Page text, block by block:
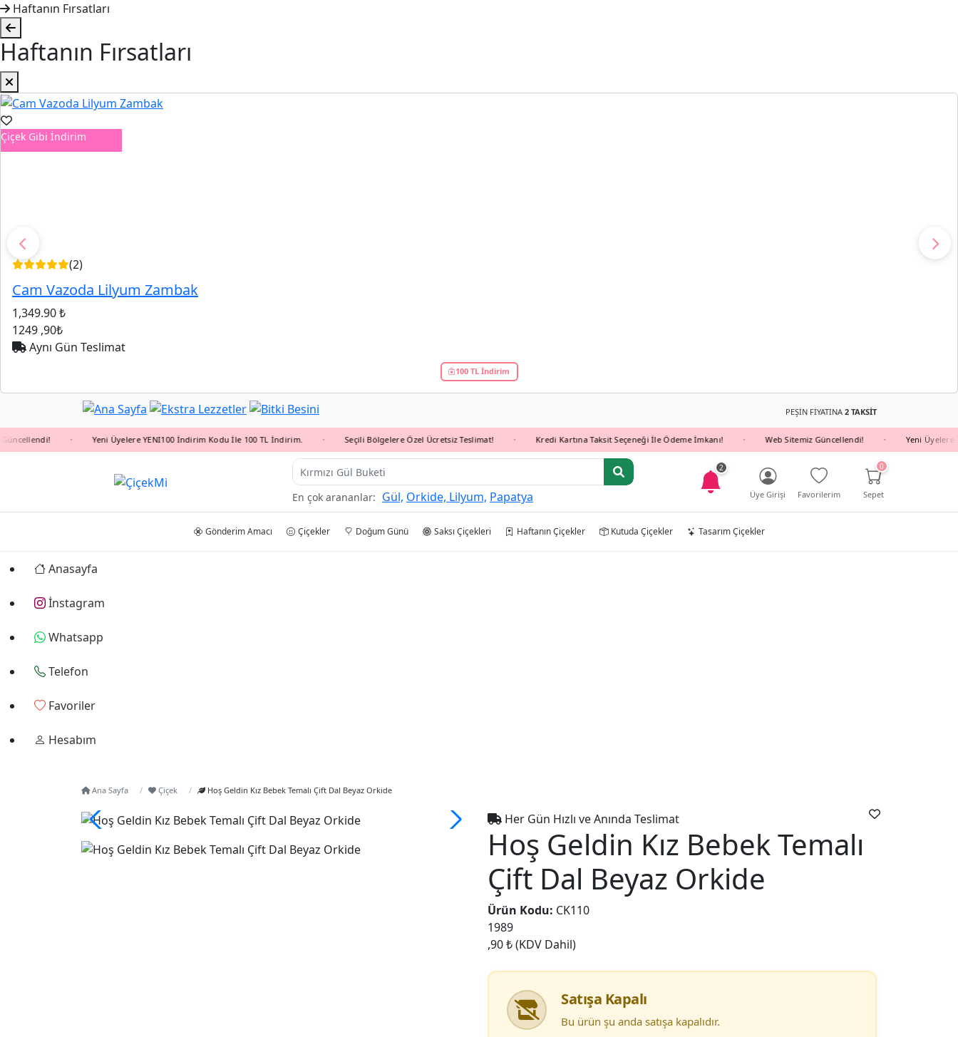
Haftanın Fırsatları
Haftanın Fırsatları
Çiçek Gibi İndirim
(2)
Cam Vazoda Lilyum Zambak
1,349.90 ₺
1249 ,90₺
Aynı Gün Teslimat
100 TL İndirim
PEŞİN FİYATINA 2 TAKSİT
• Yeni Üyelere YENI100 İndirim Kodu İle 100 TL İndirim. • Seçili Bölgelere Özel Ücretsiz Teslimat! • Kredi Kartına Taksit Seçeneği İle Ödeme İmkanı! • Web Sitemiz Güncellendi! • Yeni Üyelere
Kırmız
En çok arananlar: Gül, Orkide, Lilyum, Papatya
2
Üye Girişi Favorilerim
0
Sepet
Gönderim Amacı Çiçekler Doğum Günü Saksı Çiçekleri Haftanın Çiçekler Kutuda Çiçekler Tasarım Çiçekler
Anasayfa
İnstagram
Whatsapp
Telefon
Favoriler
Hesabım
Ana Sayfa Çiçek Hoş Geldin Kız Bebek Temalı Çift Dal Beyaz Orkide
Her Gün Hızlı ve Anında Teslimat
Hoş Geldin Kız Bebek Temalı
Çift Dal Beyaz Orkide
Ürün Kodu: CK110
1989
,90 ₺(KDV Dahil)
Satışa Kapalı
Bu ürün şu anda satışa kapalıdır.